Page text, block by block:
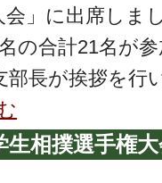
」に出席しま
の合計21名が
長が挨拶を行
生相撲選手権